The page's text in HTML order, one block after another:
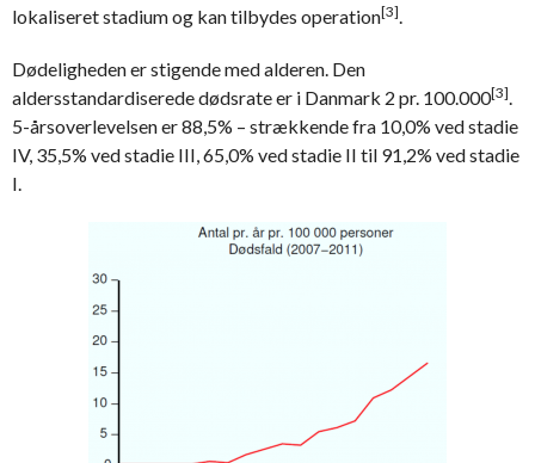
lokaliseret stadium og kan tilbydes operation[3].
Dødeligheden er stigende med alderen. Den
aldersstandardiserede dødsrate er i Danmark 2 pr. 100.000[3].
5-årsoverlevelsen er 88,5% – strækkende fra 10,0% ved stadie
IV, 35,5% ved stadie III, 65,0% ved stadie II til 91,2% ved stadie
I.